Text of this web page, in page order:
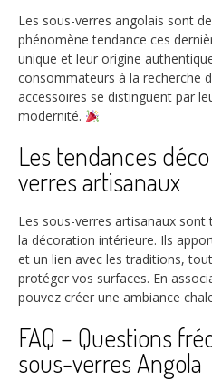
Les sous-verres angolais sont
phénomène tendance ces
unique et leur origine
consommateurs à la recherche
accessoires se distinguent par
modernité.
Les tendances
verres artisanaux
Les sous-verres artisanaux
la décoration intérieure. Ils
et un lien avec les traditions,
protéger vos surfaces. En
pouvez créer une ambiance
FAQ – Questions
sous-verres Angola